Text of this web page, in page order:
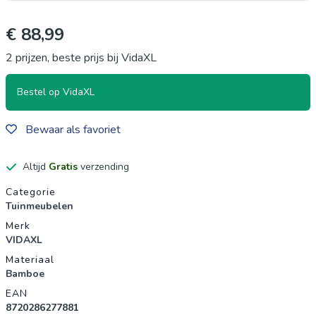
€ 88,99
2 prijzen, beste prijs bij VidaXL
Bestel op VidaXL
Bewaar als favoriet
Altijd Gratis verzending
Productgegevens
Categorie
Tuinmeubelen
Merk
VIDAXL
Materiaal
Bamboe
EAN
8720286277881